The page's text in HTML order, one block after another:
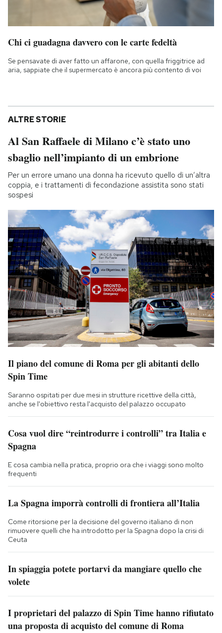
Chi ci guadagna davvero con le carte fedeltà
Se pensavate di aver fatto un affarone, con quella friggitrice ad
aria, sappiate che il supermercato è ancora più contento di voi
ALTRE STORIE
Al San Raffaele di Milano c’è stato uno
sbaglio nell’impianto di un embrione
Per un errore umano una donna ha ricevuto quello di un’altra
coppia, e i trattamenti di fecondazione assistita sono stati
sospesi
Il piano del comune di Roma per gli abitanti dello
Spin Time
Saranno ospitati per due mesi in strutture ricettive della città,
anche se l'obiettivo resta l'acquisto del palazzo occupato
Cosa vuol dire “reintrodurre i controlli” tra Italia e
Spagna
E cosa cambia nella pratica, proprio ora che i viaggi sono molto
frequenti
La Spagna imporrà controlli di frontiera all’Italia
Come ritorsione per la decisione del governo italiano di non
rimuovere quelli che ha introdotto per la Spagna dopo la crisi di
Ceuta
In spiaggia potete portarvi da mangiare quello che
volete
I proprietari del palazzo di Spin Time hanno rifiutato
una proposta di acquisto del comune di Roma